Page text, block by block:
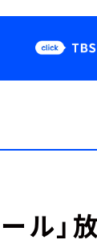
ル」